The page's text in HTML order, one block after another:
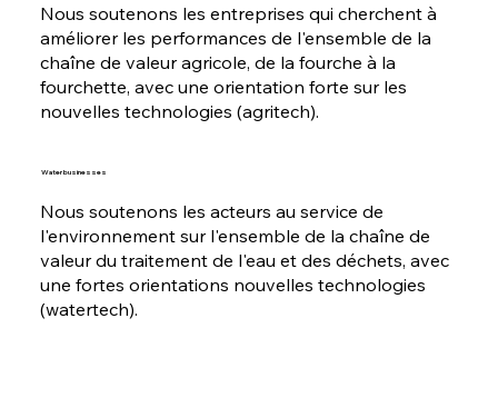
Nous soutenons les entreprises qui cherchent à
améliorer les performances de l'ensemble de la
chaîne de valeur agricole, de la fourche à la
fourchette, avec une orientation forte sur les
nouvelles technologies (agritech).
Nous soutenons les acteurs au service de
l'environnement sur l'ensemble de la chaîne de
valeur du traitement de l'eau et des déchets, avec
une fortes orientations nouvelles technologies
(watertech).
Water businesses